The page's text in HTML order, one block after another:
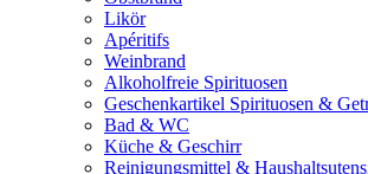
Likör
Apéritifs
Weinbrand
Alkoholfreie Spirituosen
Geschenkartikel Spirituosen &
Bad & WC
Küche & Geschirr
Reinigungsmittel &